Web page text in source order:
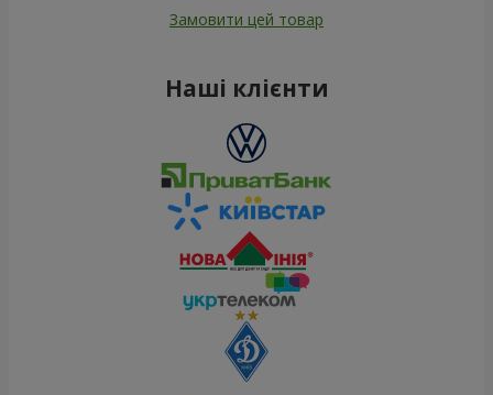
Замовити цей товар
Наші клієнти